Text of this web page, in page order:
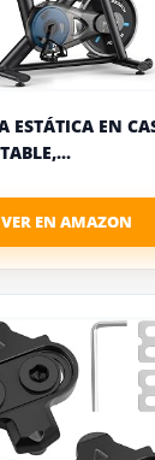
ESTÁTICA EN